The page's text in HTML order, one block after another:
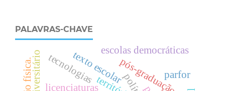
PALAVRAS-CHAVE
texto escolarpós-graduação
escolas democráticas
licenciaturas
parfor
. tecnologias